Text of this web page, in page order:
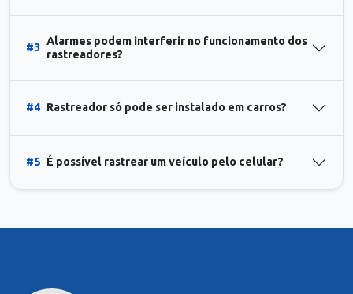
#3
Alarmes podem interferir no funcionamento dos
rastreadores?
#4 Rastreador só pode ser instalado em carros?
#5 É possível rastrear um veículo pelo celular?